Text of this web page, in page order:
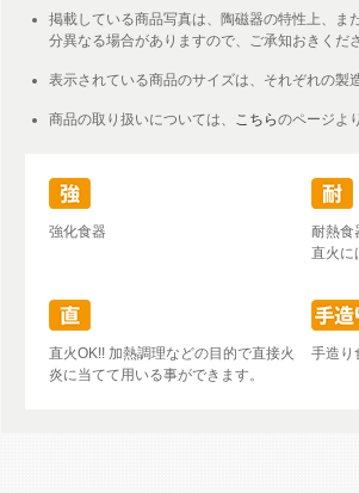
掲載している商品写真は、陶磁器の特性上、
分異なる場合がありますので、ご承知おきくださ
表示されている商品のサイズは、それぞれの製
商品の取り扱いについては、 こちらのページよ
強化食器
耐熱食
直火に
直火OK!! 加熱調理などの目的で直接火
炎に当てて用いる事ができます。
手造り